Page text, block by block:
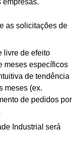
empresas.
as solicitações de
livre de efeito
meses específicos
de tendência
meses (ex.
de pedidos por
Industrial será